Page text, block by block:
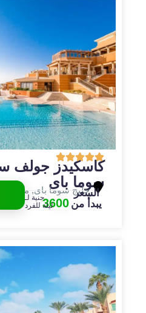
كاسكيدز جولف
سوما باى
خليج سوما باى, مصر
السعر
يبدأ من 3600جنية لـ
ليلة للفرد